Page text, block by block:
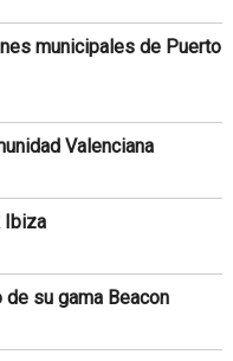
municipales de Puerto
Valenciana
Ibiza
su gama Beacon